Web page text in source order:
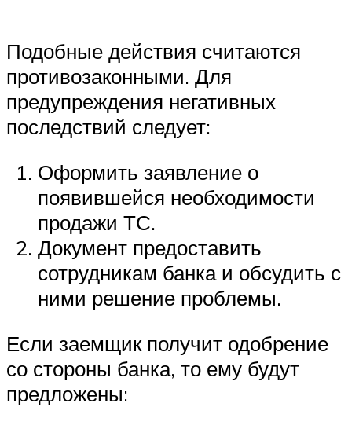
Подобные действия считаются
противозаконными. Для
предупреждения негативных
последствий следует:
Оформить заявление о
появившейся необходимости
продажи ТС.
Документ предоставить
сотрудникам банка и обсудить с
ними решение проблемы.
Если заемщик получит одобрение
со стороны банка, то ему будут
предложены: